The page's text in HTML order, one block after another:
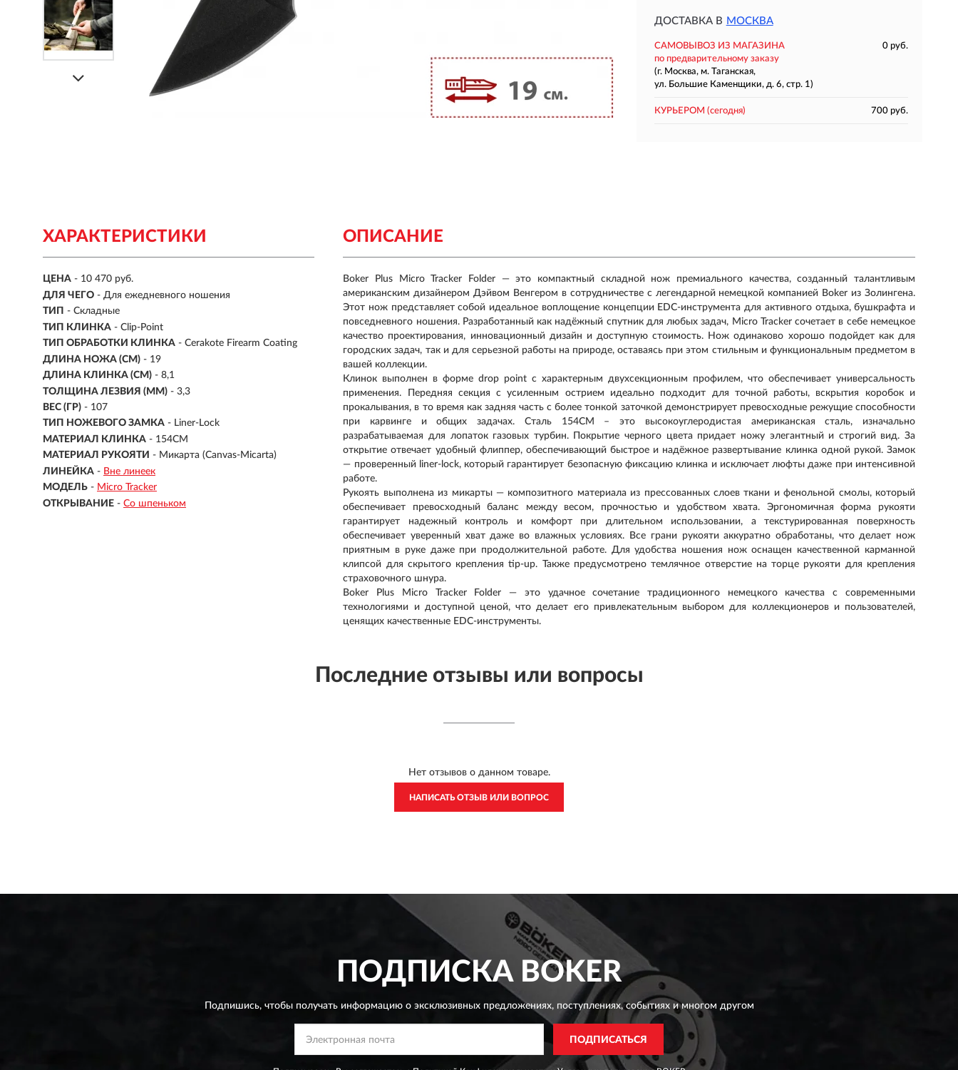
ДОСТАВКА В МОСКВА
САМОВЫВОЗ ИЗ МАГАЗИНА
0 руб.
по предварительному заказу
(г. Москва, м. Таганская,
ул. Большие Каменщики, д. 6, стр. 1)
КУРЬЕРОМ (сегодня) 700 руб.
ХАРАКТЕРИСТИКИ
ЦЕНА - 10 470 руб.
ДЛЯ ЧЕГО - Для ежедневного ношения
ТИП - Складные
ТИП КЛИНКА - Clip-Point
ТИП ОБРАБОТКИ КЛИНКА - Cerakote Firearm Coating
ДЛИНА НОЖА (СМ) - 19
ДЛИНА КЛИНКА (СМ) - 8,1
ТОЛЩИНА ЛЕЗВИЯ (ММ) - 3,3
ВЕС (ГР) - 107
ТИП НОЖЕВОГО ЗАМКА - Liner-Lock
МАТЕРИАЛ КЛИНКА - 154СМ
МАТЕРИАЛ РУКОЯТИ - Микарта (Canvas-Micarta)
ЛИНЕЙКА - Вне линеек
МОДЕЛЬ - Micro Tracker
ОТКРЫВАНИЕ - Со шпеньком
ОПИСАНИЕ
Boker Plus Micro Tracker Folder — это компактный складной нож премиального качества, созданный талантливым
американским дизайнером Дэйвом Венгером в сотрудничестве с легендарной немецкой компанией Boker из Золингена.
Этот нож представляет собой идеальное воплощение концепции EDC-инструмента для активного отдыха, бушкрафта и
повседневного ношения. Разработанный как надёжный спутник для любых задач, Micro Tracker сочетает в себе немецкое
качество проектирования, инновационный дизайн и доступную стоимость. Нож одинаково хорошо подойдет как для
городских задач, так и для серьезной работы на природе, оставаясь при этом стильным и функциональным предметом в
вашей коллекции.
Клинок выполнен в форме drop point с характерным двухсекционным профилем, что обеспечивает универсальность
применения. Передняя секция с усиленным острием идеально подходит для точной работы, вскрытия коробок и
прокалывания, в то время как задняя часть с более тонкой заточкой демонстрирует превосходные режущие способности
при карвинге и общих задачах. Сталь 154CM – это высокоуглеродистая американская сталь, изначально
разрабатываемая для лопаток газовых турбин. Покрытие черного цвета придает ножу элегантный и строгий вид. За
открытие отвечает удобный флиппер, обеспечивающий быстрое и надёжное развертывание клинка одной рукой. Замок
— проверенный liner-lock, который гарантирует безопасную фиксацию клинка и исключает люфты даже при интенсивной
работе.
Рукоять выполнена из микарты — композитного материала из прессованных слоев ткани и фенольной смолы, который
обеспечивает превосходный баланс между весом, прочностью и удобством хвата. Эргономичная форма рукояти
гарантирует надежный контроль и комфорт при длительном использовании, а текстурированная поверхность
обеспечивает уверенный хват даже во влажных условиях. Все грани рукояти аккуратно обработаны, что делает нож
приятным в руке даже при продолжительной работе. Для удобства ношения нож оснащен качественной карманной
клипсой для скрытого крепления tip-up. Также предусмотрено темлячное отверстие на торце рукояти для крепления
страховочного шнура.
Boker Plus Micro Tracker Folder — это удачное сочетание традиционного немецкого качества с современными
технологиями и доступной ценой, что делает его привлекательным выбором для коллекционеров и пользователей,
ценящих качественные EDC-инструменты.
Последние отзывы или вопросы
Нет отзывов о данном товаре.
НАПИСАТЬ ОТЗЫВ ИЛИ ВОПРОС
ПОДПИСКАBOKER
Подпишись, чтобы получать информацию о эксклюзивных предложениях,поступлениях, событиях и многом другом
ПОДПИСАТЬСЯ